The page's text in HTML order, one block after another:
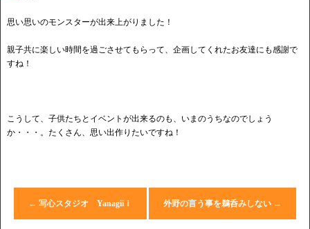
思い思いのモンスターが出来上がりました！
親子共に楽しい時間を過ごさせてもらって、企画してくれたお友達にも感謝で
すね！
こうして、子供たちとイベントが出来るのも、いまのうちなのでしょう
か・・・。たくさん、思い出作りたいですね！
← 写心スタジオ Yanagiiｉ 外野の言う事を鵜呑みしない →